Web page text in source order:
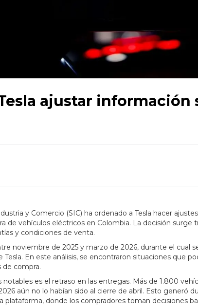
ajustar
y Comercio (SIC) ha ordenado a Tesla hacer
de vehículos eléctricos en Colombia. La decisión surge
y condiciones de venta.
noviembre de 2025 y marzo de 2026, durante el cual
Tesla. En este análisis, se encontraron situaciones que
de compra.
notables es el retraso en las entregas. Más de 1.800
aún no lo habían sido al cierre de abril. Esto generó
plataforma, donde los compradores toman decisiones